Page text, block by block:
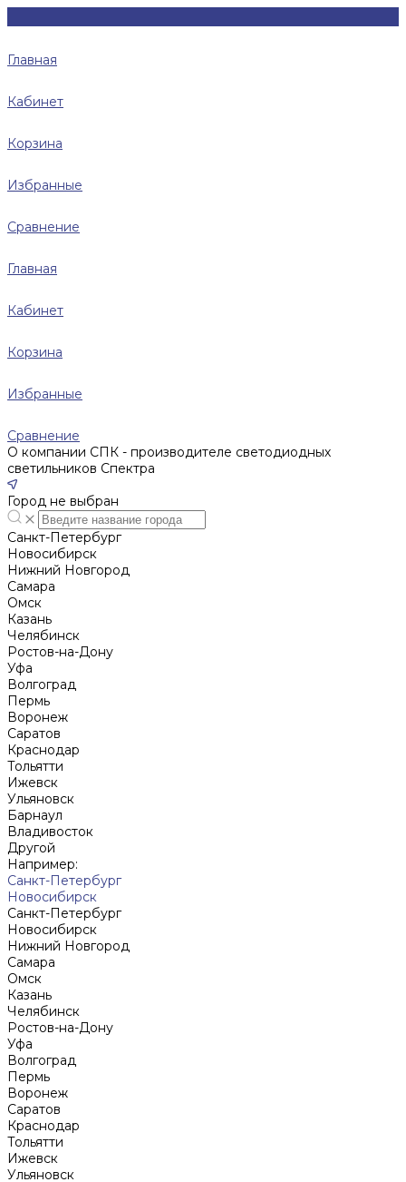
Главная
Кабинет
Корзина
Избранные
Сравнение
Главная
Кабинет
Корзина
Избранные
Сравнение
О компании СПК - производителе светодиодных
светильников Спектра
Город не выбран
Санкт-Петербург
Новосибирск
Нижний Новгород
Cамара
Омск
Казань
Челябинск
Ростов-на-Дону
Уфа
Волгоград
Пермь
Воронеж
Саратов
Краснодар
Тольятти
Ижевск
Ульяновск
Барнаул
Владивосток
Другой
Например:
Санкт-Петербург
Новосибирск
Санкт-Петербург
Новосибирск
Нижний Новгород
Cамара
Омск
Казань
Челябинск
Ростов-на-Дону
Уфа
Волгоград
Пермь
Воронеж
Саратов
Краснодар
Тольятти
Ижевск
Ульяновск